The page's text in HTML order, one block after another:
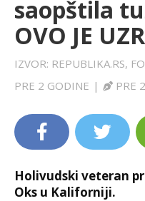
SPORT
saopštila
OVO JE
IZVOR: REPUBLIKA.RS,
PRE 2 GODINE | PRE
Holivudski veteran
Oks u Kaliforniji.